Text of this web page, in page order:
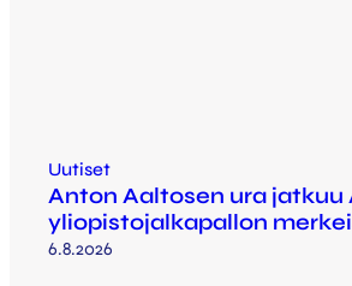
Uutiset
Anton Aaltosen ura jatkuu
yliopistojalkapallon
6.8.2026